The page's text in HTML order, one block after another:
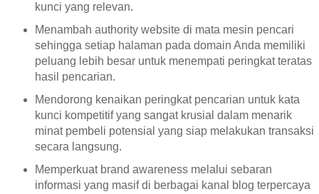
kunci yang relevan.
Menambah authority website di mata mesin pencari
sehingga setiap halaman pada domain Anda memiliki
peluang lebih besar untuk menempati peringkat teratas
hasil pencarian.
Mendorong kenaikan peringkat pencarian untuk kata
kunci kompetitif yang sangat krusial dalam menarik
minat pembeli potensial yang siap melakukan transaksi
secara langsung.
Memperkuat brand awareness melalui sebaran
informasi yang masif di berbagai kanal blog terpercaya